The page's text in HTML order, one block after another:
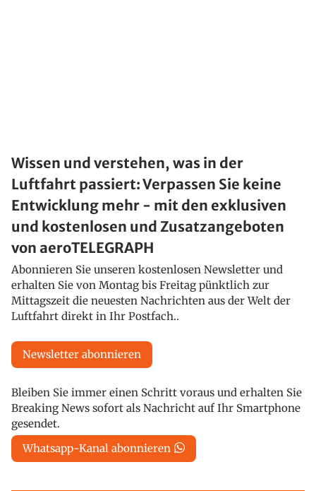
Wissen und verstehen, was in der
Luftfahrt passiert: Verpassen Sie keine
Entwicklung mehr - mit den exklusiven
und kostenlosen und Zusatzangeboten
von aeroTELEGRAPH
Abonnieren Sie unseren kostenlosen Newsletter und
erhalten Sie von Montag bis Freitag pünktlich zur
Mittagszeit die neuesten Nachrichten aus der Welt der
Luftfahrt direkt in Ihr Postfach..
Newsletter abonnieren
Bleiben Sie immer einen Schritt voraus und erhalten Sie
Breaking News sofort als Nachricht auf Ihr Smartphone
gesendet.
Whatsapp-Kanal abonnieren